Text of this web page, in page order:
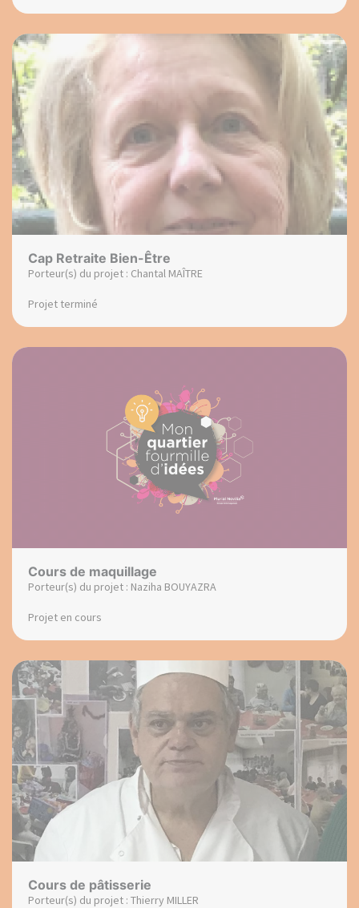
Cap Retraite Bien-Être
Porteur(s) du projet : Chantal MAÎTRE
Projet terminé
Cours de maquillage
Porteur(s) du projet : Naziha BOUYAZRA
Projet en cours
Cours de pâtisserie
Porteur(s) du projet : Thierry MILLER